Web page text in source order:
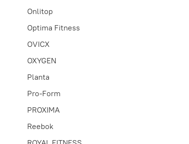
Onlitop
Optima Fitness
OVICX
OXYGEN
Planta
Pro-Form
PROXIMA
Reebok